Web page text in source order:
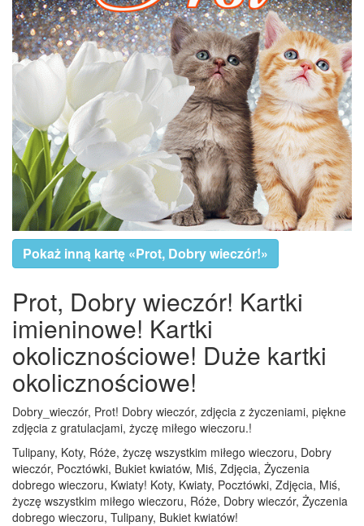
Pokaż inną kartę «Prot, Dobry wieczór!»
Prot, Dobry wieczór! Kartki
imieninowe! Kartki
okolicznościowe! Duże kartki
okolicznościowe!
Dobry_wieczór, Prot! Dobry wieczór, zdjęcia z życzeniami, piękne
zdjęcia z gratulacjami, życzę miłego wieczoru.!
Tulipany, Koty, Róże, życzę wszystkim miłego wieczoru, Dobry
wieczór, Pocztówki, Bukiet kwiatów, Miś, Zdjęcia, Życzenia
dobrego wieczoru, Kwiaty! Koty, Kwiaty, Pocztówki, Zdjęcia, Miś,
życzę wszystkim miłego wieczoru, Róże, Dobry wieczór, Życzenia
dobrego wieczoru, Tulipany, Bukiet kwiatów!